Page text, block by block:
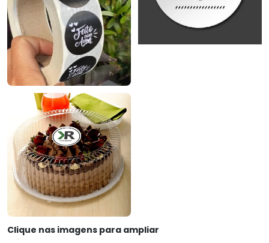
Clique nas imagens para ampliar